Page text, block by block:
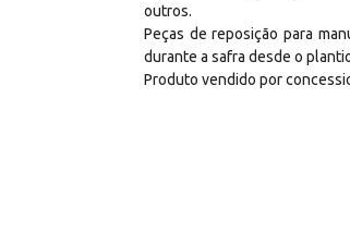
outros.
Peças de reposição para
durante a safra desde o
Produto vendido por